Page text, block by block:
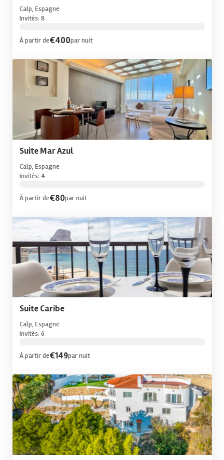
Calp, Espagne
Invités: 8
À partir de€400par nuit
Suite Mar Azul
Calp, Espagne
Invités: 4
À partir de€80par nuit
Suite Caribe
Calp, Espagne
Invités: 6
À partir de€149par nuit